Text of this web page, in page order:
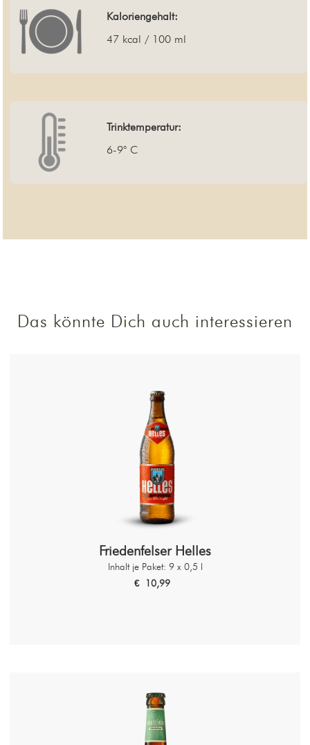
Kaloriengehalt:
47 kcal / 100 ml
Trinktemperatur:
6-9° C
Das könnte Dich auch interessieren
Friedenfelser Helles
Inhalt je Paket: 9 x 0,5 l
€ 10,99